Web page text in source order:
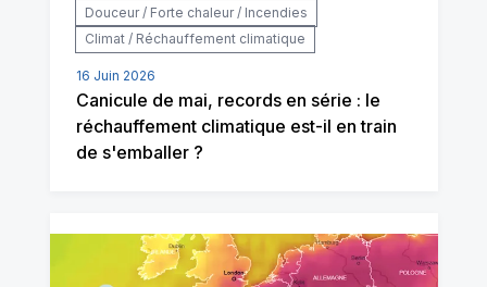
Douceur / Forte chaleur / Incendies
Climat / Réchauffement climatique
16 Juin 2026
Canicule de mai, records en série : le
réchauffement climatique est-il en train
de s'emballer ?